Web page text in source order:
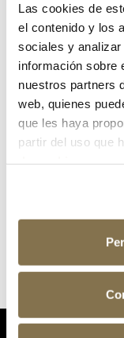
Las cookies de
el contenido y los
sociales y
información sobre
nuestros partners
web, quienes
que les haya
partir del uso que
¿Has olvidado tu